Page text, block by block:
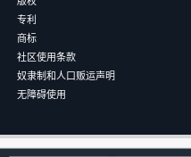
专利
商标
社区使用条款
奴隶制和人口贩运声明
无障碍使用